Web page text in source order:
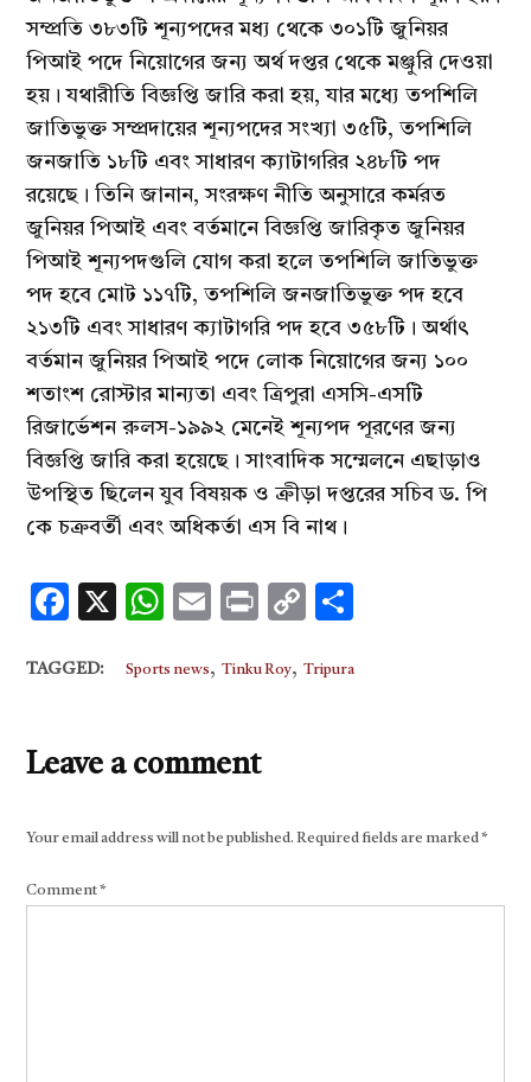
সম্প্রতি ৩৮৩টি শূন্যপদের মধ্য থেকে ৩০১টি জুনিয়র
পিআই পদে নিয়োগের জন্য অর্থ দপ্তর থেকে মঞ্জুরি দেওয়া
হয়। যথারীতি বিজ্ঞপ্তি জারি করা হয়, যার মধ্যে তপশিলি
জাতিভুক্ত সম্প্রদায়ের শূন্যপদের সংখ্যা ৩৫টি, তপশিলি
জনজাতি ১৮টি এবং সাধারণ ক্যাটাগরির ২৪৮টি পদ
রয়েছে। তিনি জানান, সংরক্ষণ নীতি অনুসারে কর্মরত
জুনিয়র পিআই এবং বর্তমানে বিজ্ঞপ্তি জারিকৃত জুনিয়র
পিআই শূন্যপদগুলি যোগ করা হলে তপশিলি জাতিভুক্ত
পদ হবে মোট ১১৭টি, তপশিলি জনজাতিভুক্ত পদ হবে
২১৩টি এবং সাধারণ ক্যাটাগরি পদ হবে ৩৫৮টি। অর্থাৎ
বর্তমান জুনিয়র পিআই পদে লোক নিয়োগের জন্য ১০০
শতাংশ রোস্টার মান্যতা এবং ত্রিপুরা এসসি-এসটি
রিজার্ভেশন রুলস-১৯৯২ মেনেই শূন্যপদ পূরণের জন্য
বিজ্ঞপ্তি জারি করা হয়েছে। সাংবাদিক সম্মেলনে এছাড়াও
উপস্থিত ছিলেন যুব বিষয়ক ও ক্রীড়া দপ্তরের সচিব ড. পি
কে চক্রবর্তী এবং অধিকর্তা এস বি নাথ।
Facebook
X WhatsApp
EmailPrintCopy
TAGGED: Sports news,Tinku Roy,Tripura
Leave a comment
Your email address will not be published. Required fields are marked*
Comment*